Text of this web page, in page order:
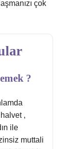
çok
?
halvet ,
ile
muttali